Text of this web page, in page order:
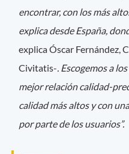
encontrar, con los más
explica desde España,
explica Óscar Fernández,
Civitatis-. Escogemos a
mejor relación calidad-
calidad más altos y con
por parte de los usuarios”.